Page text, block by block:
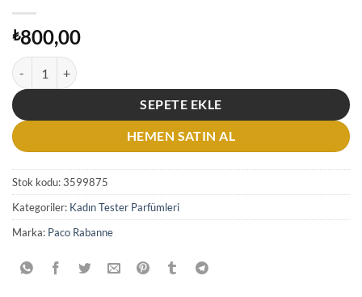
₺800,00
Paco Rabanne Olympea EDP 80 ML Kadın Tester Parfüm adet
SEPETE EKLE
HEMEN SATIN AL
Stok kodu:3599875
Kategoriler: Kadın Tester Parfümleri
Marka: Paco Rabanne